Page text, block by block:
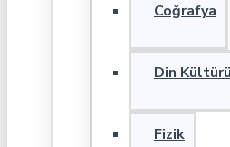
Coğrafya
Din
Fizik